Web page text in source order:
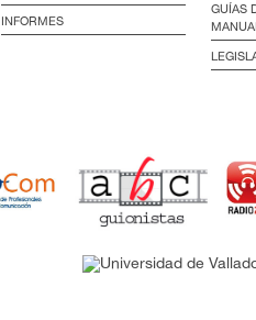
INFORMES
GUÍAS